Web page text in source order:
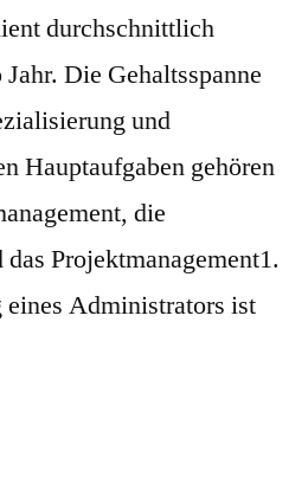
durchschnittlich
Die Gehaltsspanne
und
Hauptaufgaben gehören
die
Projektmanagement1.
Administrators ist